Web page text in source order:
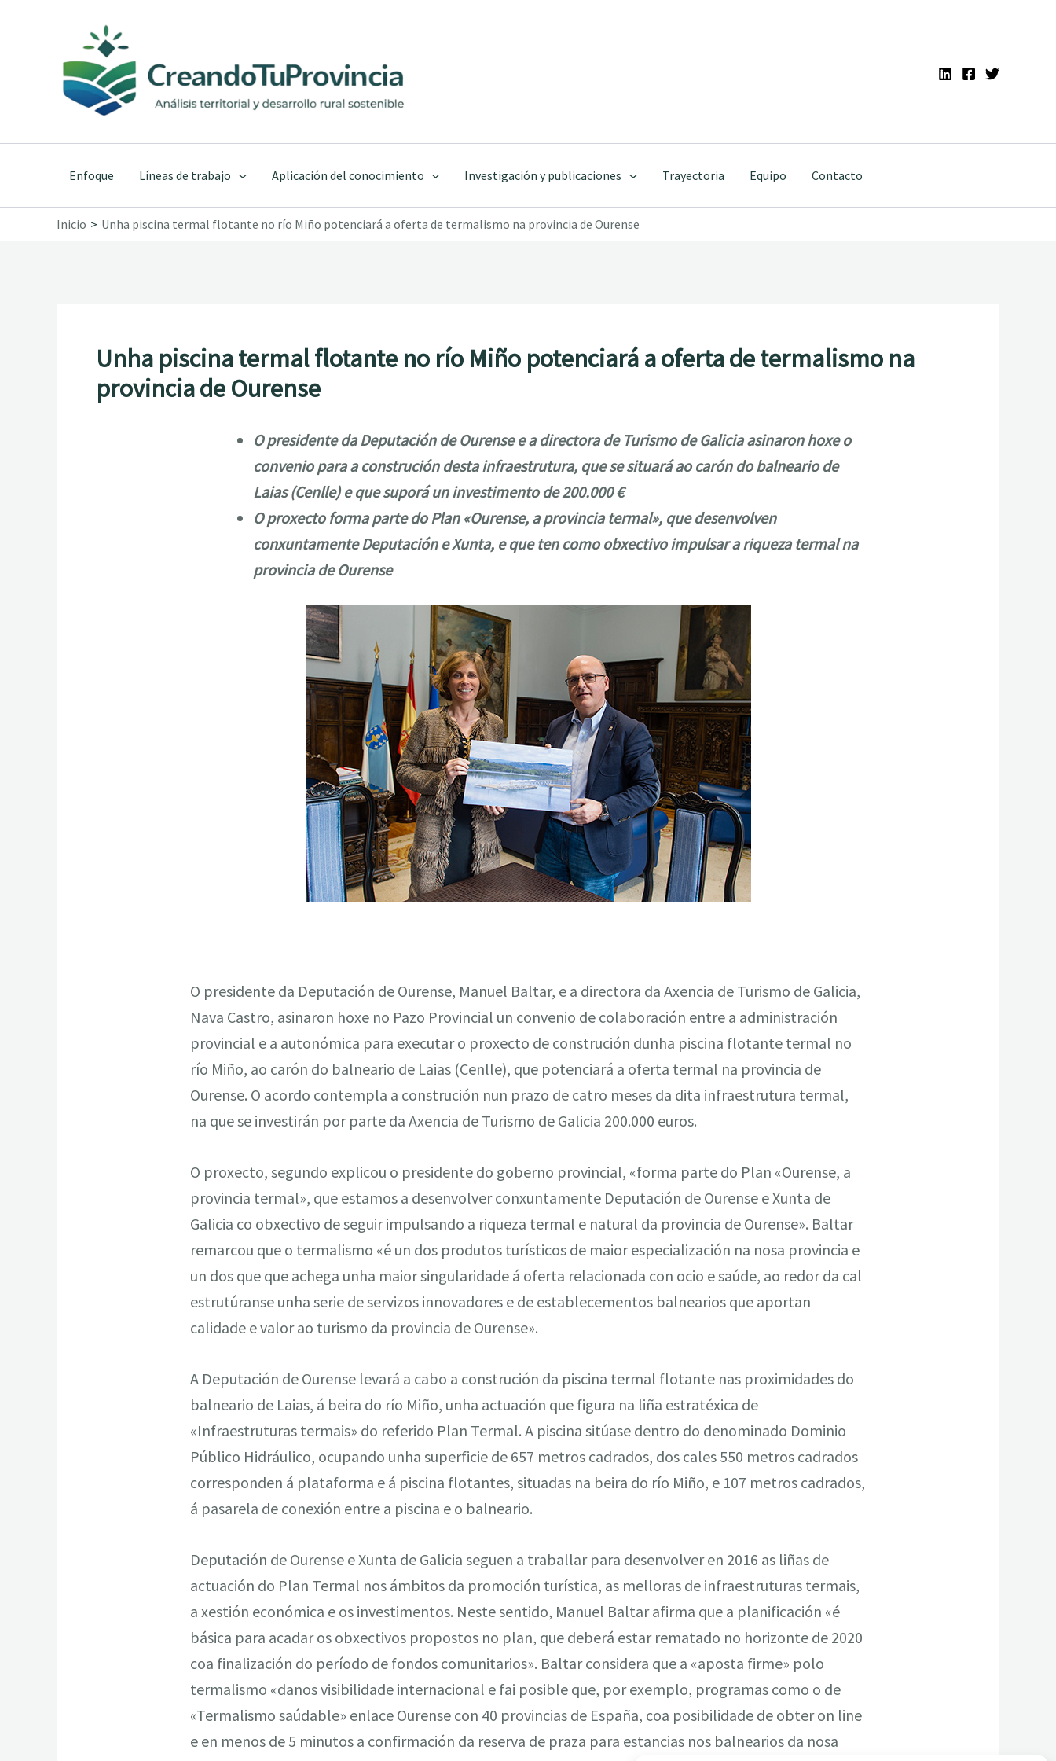
contenido
Enfoque Líneas de trabajo Aplicación del conocimiento Investigación y publicaciones Trayectoria Equipo Contacto
Inicio Unha piscina termal flotante no río Miño potenciará a oferta de termalismo na provincia de Ourense
Unha piscina termal flotante no río Miño potenciará a oferta de termalismo na
provincia de Ourense
O presidente da Deputación de Ourense e a directora de Turismo de Galicia asinaron hoxe o
convenio para a construción desta infraestrutura, que se situará ao carón do balneario de
Laias (Cenlle) e que suporá un investimento de 200.000 €
O proxecto forma parte do Plan «Ourense, a provincia termal», que desenvolven
conxuntamente Deputación e Xunta, e que ten como obxectivo impulsar a riqueza termal na
provincia de Ourense
O presidente da Deputación de Ourense, Manuel Baltar, e a directora da Axencia de Turismo de Galicia,
Nava Castro, asinaron hoxe no Pazo Provincial un convenio de colaboración entre a administración
provincial e a autonómica para executar o proxecto de construción dunha piscina flotante termal no
río Miño, ao carón do balneario de Laias (Cenlle), que potenciará a oferta termal na provincia de
Ourense. O acordo contempla a construción nun prazo de catro meses da dita infraestrutura termal,
na que se investirán por parte da Axencia de Turismo de Galicia 200.000 euros.
O proxecto, segundo explicou o presidente do goberno provincial, «forma parte do Plan «Ourense, a
provincia termal», que estamos a desenvolver conxuntamente Deputación de Ourense e Xunta de
Galicia co obxectivo de seguir impulsando a riqueza termal e natural da provincia de Ourense». Baltar
remarcou que o termalismo «é un dos produtos turísticos de maior especialización na nosa provincia e
un dos que que achega unha maior singularidade á oferta relacionada con ocio e saúde, ao redor da cal
estrutúranse unha serie de servizos innovadores e de establecementos balnearios que aportan
calidade e valor ao turismo da provincia de Ourense».
A Deputación de Ourense levará a cabo a construción da piscina termal flotante nas proximidades do
balneario de Laias, á beira do río Miño, unha actuación que figura na liña estratéxica de
«Infraestruturas termais» do referido Plan Termal. A piscina sitúase dentro do denominado Dominio
Público Hidráulico, ocupando unha superficie de 657 metros cadrados, dos cales 550 metros cadrados
corresponden á plataforma e á piscina flotantes, situadas na beira do río Miño, e 107 metros cadrados,
á pasarela de conexión entre a piscina e o balneario.
Deputación de Ourense e Xunta de Galicia seguen a traballar para desenvolver en 2016 as liñas de
actuación do Plan Termal nos ámbitos da promoción turística, as melloras de infraestruturas termais,
a xestión económica e os investimentos. Neste sentido, Manuel Baltar afirma que a planificación «é
básica para acadar os obxectivos propostos no plan, que deberá estar rematado no horizonte de 2020
coa finalización do período de fondos comunitarios». Baltar considera que a «aposta firme» polo
termalismo «danos visibilidade internacional e fai posible que, por exemplo, programas como o de
«Termalismo saúdable» enlace Ourense con 40 provincias de España, coa posibilidade de obter on line
e en menos de 5 minutos a confirmación da reserva de praza para estancias nos balnearios da nosa